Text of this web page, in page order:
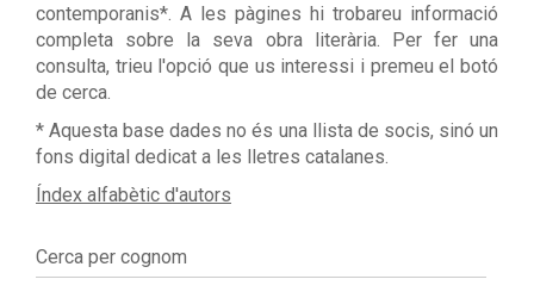
contemporanis*. A les pàgines hi trobareu informació
completa sobre la seva obra literària. Per fer una
consulta, trieu l'opció que us interessi i premeu el botó
de cerca.
* Aquesta base dades no és una llista de socis, sinó un
fons digital dedicat a les lletres catalanes.
Índex alfabètic d'autors
Cerca per cognom